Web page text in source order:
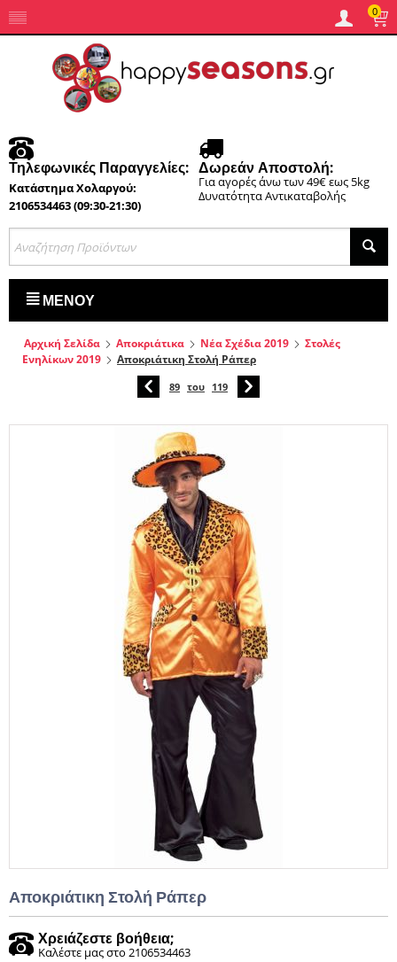
0
Τηλεφωνικές Παραγγελίες:
Κατάστημα Χολαργού:
2106534463 (09:30-21:30)
Δωρεάν Αποστολή:
Για αγορές άνω των 49€ εως 5kg
Δυνατότητα Αντικαταβολής
ΜΕΝΟΎ
Αρχική Σελίδα Αποκριάτικα Νέα Σχέδια 2019
Στολές
Ενηλίκων 2019
Αποκριάτικη Στολή Ράπερ
89 του 119
Αποκριάτικη Στολή Ράπερ
Χρειάζεστε βοήθεια;
Καλέστε μας στο 2106534463